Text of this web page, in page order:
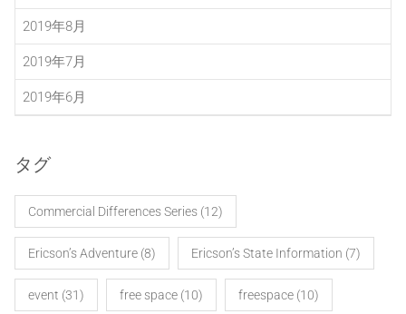
2019年8月
2019年7月
2019年6月
タグ
Commercial Differences Series(12)
Ericson’s Adventure(8) Ericson’s State Information (7)
event (31) free space(10) freespace(10)